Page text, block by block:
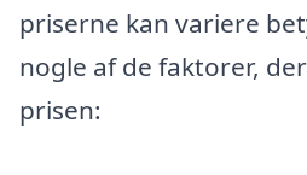
priserne kan variere
nogle af de faktorer,
prisen: